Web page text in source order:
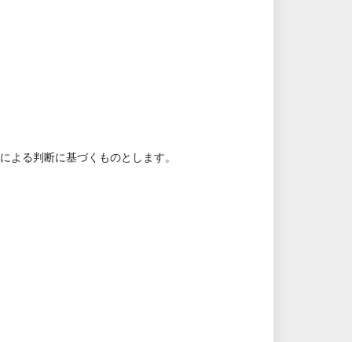
よる判断に基づくものとします。